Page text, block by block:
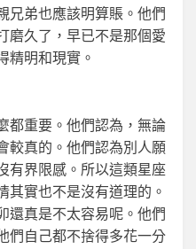
兄弟也應該明算賬。他們
磨久了，早已不是那個愛
精明和現實。
重要。他們認為，無論
較真的。他們認為別人願
有界限感。所以這類星座
其實也不是沒有道理的。
還真是不太容易呢。他們
們自己都不捨得多花一分